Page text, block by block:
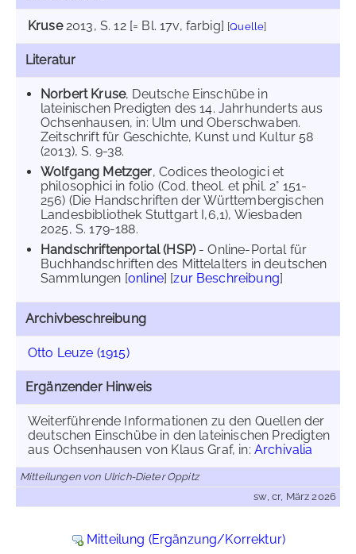
Kruse2013, S. 12 [= Bl. 17v, farbig] [Quelle]
Literatur
Norbert Kruse, Deutsche Einschübe in
lateinischen Predigten des 14. Jahrhunderts aus
Ochsenhausen, in: Ulm und Oberschwaben.
Zeitschrift für Geschichte, Kunst und Kultur 58
(2013), S. 9-38.
Wolfgang Metzger, Codices theologici et
philosophici in folio (Cod. theol. et phil. 2° 151-
256) (Die Handschriften der Württembergischen
Landesbibliothek Stuttgart I,6,1), Wiesbaden
2025, S. 179-188.
Handschriftenportal (HSP)- Online-Portal für
Buchhandschriften des Mittelalters in deutschen
Sammlungen [online] [zur Beschreibung]
Archivbeschreibung
Otto Leuze (1915)
Ergänzender Hinweis
Weiterführende Informationen zu den Quellen der
deutschen Einschübe in den lateinischen Predigten
aus Ochsenhausen von Klaus Graf, in: Archivalia
Mitteilungen von Ulrich-Dieter Oppitz
sw, cr, März 2026
Mitteilung (Ergänzung/Korrektur)